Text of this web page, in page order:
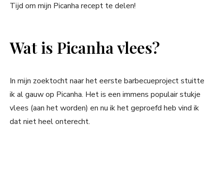
Tijd om mijn Picanha recept te delen!
Wat is Picanha vlees?
In mijn zoektocht naar het eerste barbecueproject stuitte
ik al gauw op Picanha. Het is een immens populair stukje
vlees (aan het worden) en nu ik het geproefd heb vind ik
dat niet heel onterecht.